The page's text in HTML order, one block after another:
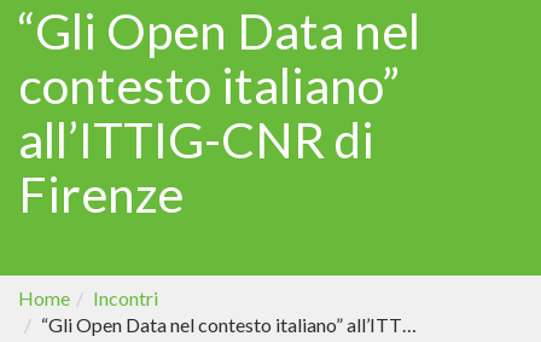
“Gli Open Data nel
contesto italiano”
all’ITTIG-CNR di
Firenze
Home
Incontri
“Gli Open Data nel contesto italiano” all’ITTIG-CNR di Firenze